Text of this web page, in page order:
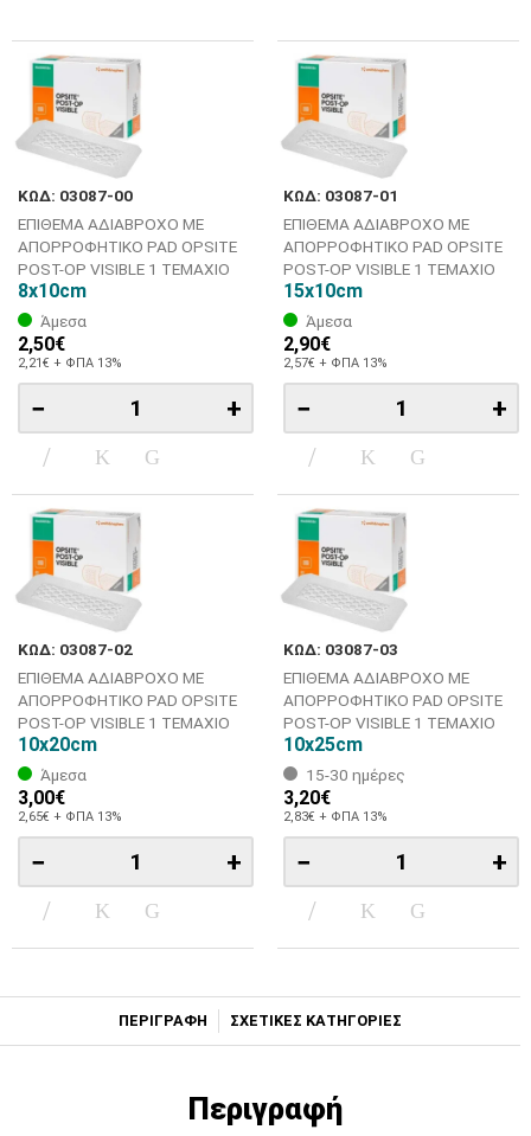
ΚΩΔ: 03087-00
ΕΠΙΘΕΜΑ ΑΔΙΑΒΡΟΧΟ ΜΕ
ΑΠΟΡΡΟΦΗΤΙΚΟ PAD OPSITE
POST-OP VISIBLE 1 ΤΕΜΑΧΙΟ
8x10cm
Άμεσα
2,50€
2,21€ + ΦΠΑ 13%
− +
ΚΩΔ: 03087-01
ΕΠΙΘΕΜΑ ΑΔΙΑΒΡΟΧΟ ΜΕ
ΑΠΟΡΡΟΦΗΤΙΚΟ PAD OPSITE
POST-OP VISIBLE 1 ΤΕΜΑΧΙΟ
15x10cm
Άμεσα
2,90€
2,57€ + ΦΠΑ 13%
− +
ΚΩΔ: 03087-02
ΕΠΙΘΕΜΑ ΑΔΙΑΒΡΟΧΟ ΜΕ
ΑΠΟΡΡΟΦΗΤΙΚΟ PAD OPSITE
POST-OP VISIBLE 1 ΤΕΜΑΧΙΟ
10x20cm
Άμεσα
3,00€
2,65€ + ΦΠΑ 13%
− +
ΚΩΔ: 03087-03
ΕΠΙΘΕΜΑ ΑΔΙΑΒΡΟΧΟ ΜΕ
ΑΠΟΡΡΟΦΗΤΙΚΟ PAD OPSITE
POST-OP VISIBLE 1 ΤΕΜΑΧΙΟ
10x25cm
15-30 ημέρες
3,20€
2,83€ + ΦΠΑ 13%
− +
ΠΕΡΙΓΡΑΦΗ ΣΧΕΤΙΚΕΣ ΚΑΤΗΓΟΡΙΕΣ
Περιγραφή